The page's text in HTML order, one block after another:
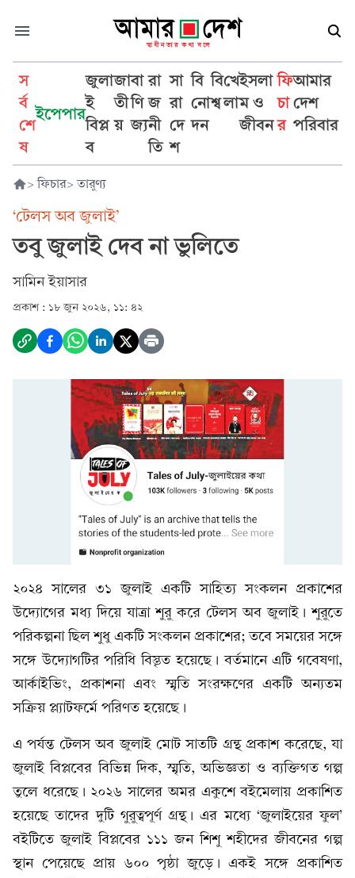
স
র্ব
শে
ষ
ইপেপার
জুলা
ই
বিপ্ল
ব
জা
তী
য়
বা
ণি
জ্য
রা
জ
নী
তি
সা
রা
দে
শ
বি
নো
দন
বি
শ্ব
খে
লা
ইসলা
ম ও
জীবন
ফি
চা
র
আমার
দেশ
পরিবার
> ফিচার> তারুণ্য
‘টেলস অব জুলাই’
তবু জুলাই দেব না ভুলিতে
সামিন ইয়াসার
প্রকাশ : ১৮ জুন ২০২৬, ১১: ৪২
২০২৪ সালের ৩১ জুলাই একটি সাহিত্য সংকলন প্রকাশের
উদ্যোগের মধ্য দিয়ে যাত্রা শুরু করে টেলস অব জুলাই। শুরুতে
পরিকল্পনা ছিল শুধু একটি সংকলন প্রকাশের; তবে সময়ের সঙ্গে
সঙ্গে উদ্যোগটির পরিধি বিস্তৃত হয়েছে। বর্তমানে এটি গবেষণা,
আর্কাইভিং, প্রকাশনা এবং স্মৃতি সংরক্ষণের একটি অন্যতম
সক্রিয় প্ল্যাটফর্মে পরিণত হয়েছে।
এ পর্যন্ত টেলস অব জুলাই মোট সাতটি গ্রন্থ প্রকাশ করেছে, যা
জুলাই বিপ্লবের বিভিন্ন দিক, স্মৃতি, অভিজ্ঞতা ও ব্যক্তিগত গল্প
তুলে ধরেছে। ২০২৬ সালের অমর একুশে বইমেলায় প্রকাশিত
হয়েছে তাদের দুটি গুরুত্বপূর্ণ গ্রন্থ। এর মধ্যে ‘জুলাইয়ের ফুল’
বইটিতে জুলাই বিপ্লবের ১১১ জন শিশু শহীদের জীবনের গল্প
স্থান পেয়েছে প্রায় ৬০০ পৃষ্ঠা জুড়ে। একই সঙ্গে প্রকাশিত